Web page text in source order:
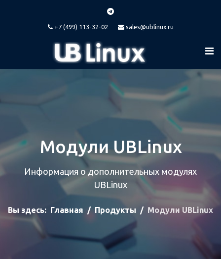
+7 (499) 113-32-02 sales@ublinux.ru
Модули UBLinux
Информация о дополнительных модулях
UBLinux
Вы здесь: Главная Продукты Модули UBLinux